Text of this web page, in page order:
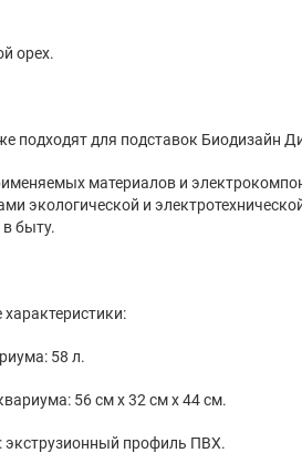
орех.
подходят для подставок Биодизайн
материалов и
экологической и
быту.
характеристики:
58 л.
56 см x 32 см x 44 см.
экструзионный профиль ПВХ.